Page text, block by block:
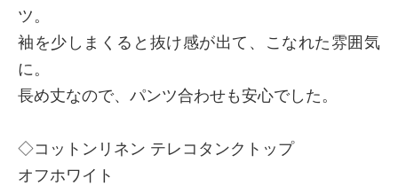
ツ。
袖を少しまくると抜け感が出て、こなれた雰囲気
に。
長め丈なので、パンツ合わせも安心でした。
◇コットンリネン テレコタンクトップ
オフホワイト